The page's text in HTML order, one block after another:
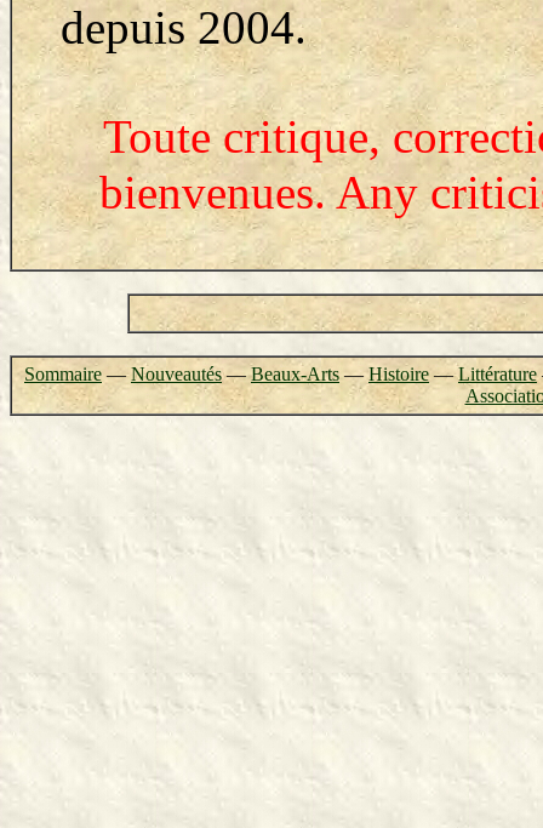
depuis 2004.
Toute critique,
bienvenues. Any
Sommaire—Nouveautés—Beaux-Arts —Histoire—Littérature